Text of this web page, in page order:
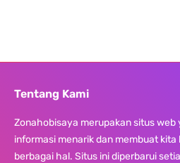
Tentang Kami
Zonahobisaya merupakan situs
informasi menarik dan membuat
berbagai hal. Situs ini diperbarui